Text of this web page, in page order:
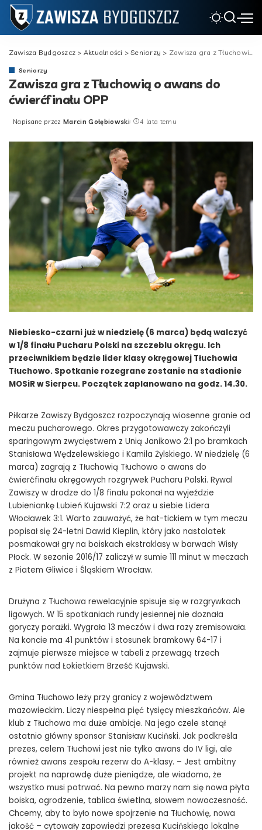
Zawisza Bydgoszcz > Aktualności >Seniorzy > Zawisza gra z Tłuchowią o awans do ćwierćfinału OPP
Seniorzy
Zawisza gra z Tłuchowią o awans do
ćwierćfinału OPP
Posted
Napisane przez Marcin Gołębiowski 4 lata temu
Niebiesko-czarni już w niedzielę (6 marca) będą walczyć
w 1/8 finału Pucharu Polski na szczeblu okręgu. Ich
przeciwnikiem będzie lider klasy okręgowej Tłuchowia
Tłuchowo. Spotkanie rozegrane zostanie na stadionie
MOSiR w Sierpcu. Początek zaplanowano na godz. 14.30.
Piłkarze Zawiszy Bydgoszcz rozpoczynają wiosenne granie od
meczu pucharowego. Okres przygotowawczy zakończyli
sparingowym zwycięstwem z Unią Janikowo 2:1 po bramkach
Stanisława Wędzelewskiego i Kamila Żylskiego. W niedzielę (6
marca) zagrają z Tłuchowią Tłuchowo o awans do
ćwierćfinału okręgowych rozgrywek Pucharu Polski. Rywal
Zawiszy w drodze do 1/8 finału pokonał na wyjeździe
Lubieniankę Lubień Kujawski 7:2 oraz u siebie Lidera
Włocławek 3:1. Warto zauważyć, że hat-tickiem w tym meczu
popisał się 24-letni Dawid Kieplin, który jako nastolatek
posmakował gry na boiskach ekstraklasy w barwach Wisły
Płock. W sezonie 2016/17 zaliczył w sumie 111 minut w meczach
z Piatem Gliwice i Śląskiem Wrocław.
Drużyna z Tłuchowa rewelacyjnie spisuje się w rozgrywkach
ligowych. W 15 spotkaniach rundy jesiennej nie doznała
goryczy porażki. Wygrała 13 meczów i dwa razy zremisowała.
Na koncie ma 41 punktów i stosunek bramkowy 64-17 i
zajmuje pierwsze miejsce w tabeli z przewagą trzech
punktów nad Łokietkiem Brześć Kujawski.
Gmina Tłuchowo leży przy granicy z województwem
mazowieckim. Liczy niespełna pięć tysięcy mieszkańców. Ale
klub z Tłuchowa ma duże ambicje. Na jego czele stanął
ostatnio główny sponsor Stanisław Kuciński. Jak podkreśla
prezes, celem Tłuchowi jest nie tylko awans do IV ligi, ale
również awans zespołu rezerw do A-klasy. – Jest ambitny
projekt na naprawdę duże pieniądze, ale wiadomo, że
wszystko musi potrwać. Na pewno marzy nam się nowa płyta
boiska, ogrodzenie, tablica świetlna, słowem nowoczesność.
Chcemy, aby to było nowe spojrzenie na Tłuchowię, nowa
jakość – cytowały zapowiedzi prezesa Kucińskiego lokalne